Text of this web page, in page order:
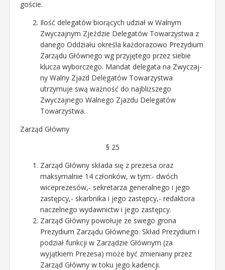
goście.
Ilość delegatów biorących udział w Walnym
Zwyczajnym Zjeździe Delegatów Towarzystwa z
danego Oddziału określa każdorazowo Prezydium
Zarządu Głównego wg przyjętego przez siebie
klucza wyborczego. Mandat delegata na Zwyczaj-
ny Walny Zjazd Delegatów Towarzystwa
utrzymuje swą ważność do najbliższego
Zwyczajnego Walnego Zjazdu Delegatów
Towarzystwa.
Zarząd Główny
§ 25
Zarząd Główny składa się z prezesa oraz
maksymalnie 14 członków, w tym:- dwóch
wiceprezesów,- sekretarza generalnego i jego
zastępcy,- skarbnika i jego zastępcy,- redaktora
naczelnego wydawnictw i jego zastępcy.
Zarząd Główny powołuje ze swego grona
Prezydium Zarządu Głównego. Skład Prezydium i
podział funkcji w Zarządzie Głównym (za
wyjątkiem Prezesa) może być zmieniany przez
Zarząd Główny w toku jego kadencji.